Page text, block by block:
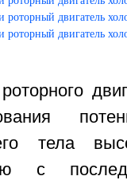
тела
с